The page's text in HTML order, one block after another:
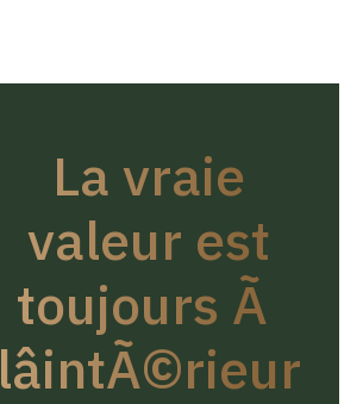
La vraie
valeur est
toujours Ã
lâintÃ©rieur